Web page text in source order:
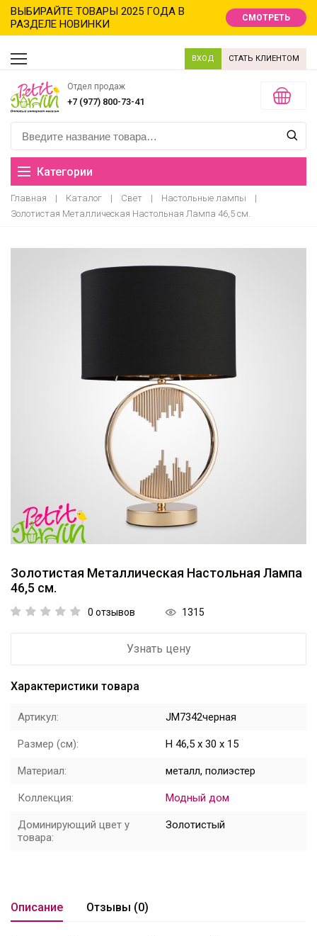
ВЫБИРАЙТЕ ТОВАРЫ 2025 ГОДА В
РАЗДЕЛЕ НОВИНКИ
СМОТРЕТЬ
ВХОД СТАТЬ КЛИЕНТОМ
Отдел продаж
+7 (977) 800-73-41
Категории
Распродажа
Новый год новинки
Ароматы
Посуда
Аксессуары
Новый год
НОВЫЙ ГОД НОВИНКИ
Распродажа
Кролики
Главная | Каталог | Свет | Настольные лампы
|
Золотистая Металлическая Настольная Лампа 46,5 см.
Золотистая Металлическая Настольная Лампа
46,5 см.
0 отзывов 1315
Узнать цену
Характеристики товара
Артикул: JM7342черная
Размер (см): H 46,5 x 30 х 15
Материал: металл, полиэстер
Коллекция: Модный дом
Доминирующий цвет у
товара:
Золотистый
Описание Отзывы (0)